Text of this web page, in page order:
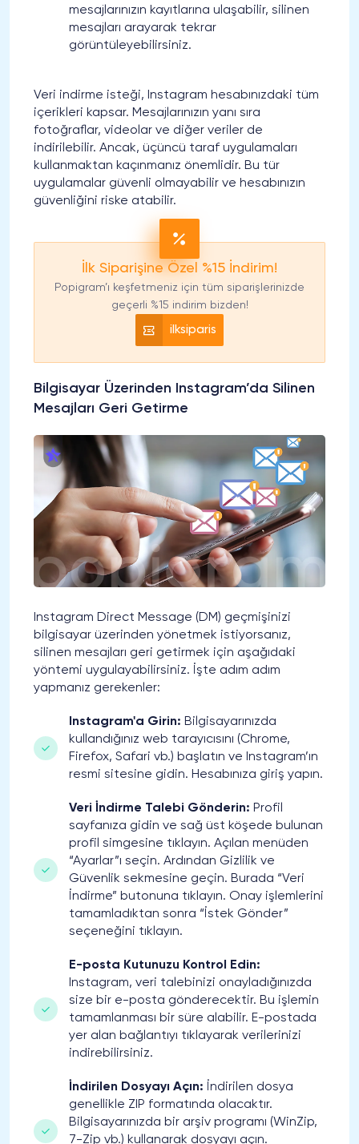
mesajlarınızın kayıtlarına ulaşabilir, silinen
mesajları arayarak tekrar
görüntüleyebilirsiniz.
Veri indirme isteği, Instagram hesabınızdaki tüm
içerikleri kapsar. Mesajlarınızın yanı sıra
fotoğraflar, videolar ve diğer veriler de
indirilebilir. Ancak, üçüncü taraf uygulamaları
kullanmaktan kaçınmanız önemlidir. Bu tür
uygulamalar güvenli olmayabilir ve hesabınızın
güvenliğini riske atabilir.
İlk Siparişine Özel %15 İndirim!
Popigram’ı keşfetmeniz için tüm siparişlerinizde
geçerli %15 indirim bizden!
ilksiparis
Bilgisayar Üzerinden Instagram’da Silinen
Mesajları Geri Getirme
Instagram Direct Message (DM) geçmişinizi
bilgisayar üzerinden yönetmek istiyorsanız,
silinen mesajları geri getirmek için aşağıdaki
yöntemi uygulayabilirsiniz. İşte adım adım
yapmanız gerekenler:
Instagram'a Girin: Bilgisayarınızda
kullandığınız web tarayıcısını (Chrome,
Firefox, Safari vb.) başlatın ve Instagram’ın
resmi sitesine gidin. Hesabınıza giriş yapın.
Veri İndirme Talebi Gönderin: Profil
sayfanıza gidin ve sağ üst köşede bulunan
profil simgesine tıklayın. Açılan menüden
“Ayarlar”ı seçin. Ardından Gizlilik ve
Güvenlik sekmesine geçin. Burada “Veri
İndirme” butonuna tıklayın. Onay işlemlerini
tamamladıktan sonra “İstek Gönder”
seçeneğini tıklayın.
E-posta Kutunuzu Kontrol Edin:
Instagram, veri talebinizi onayladığınızda
size bir e-posta gönderecektir. Bu işlemin
tamamlanması bir süre alabilir. E-postada
yer alan bağlantıyı tıklayarak verilerinizi
indirebilirsiniz.
İndirilen Dosyayı Açın: İndirilen dosya
genellikle ZIP formatında olacaktır.
Bilgisayarınızda bir arşiv programı (WinZip,
7-Zip vb.) kullanarak dosyayı açın.